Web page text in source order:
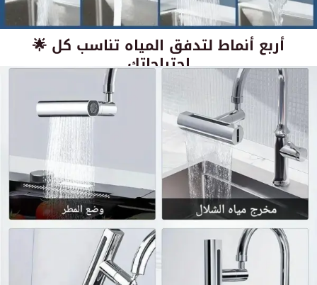
🌟 أربع أنماط لتدفق المياه تناسب كل
احتياجاتك